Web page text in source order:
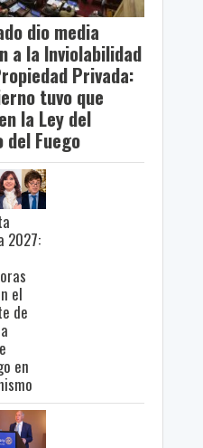
dio media
a la Inviolabilidad
Privada:
tuvo que
la Ley del
del Fuego
2027:
el
de
en